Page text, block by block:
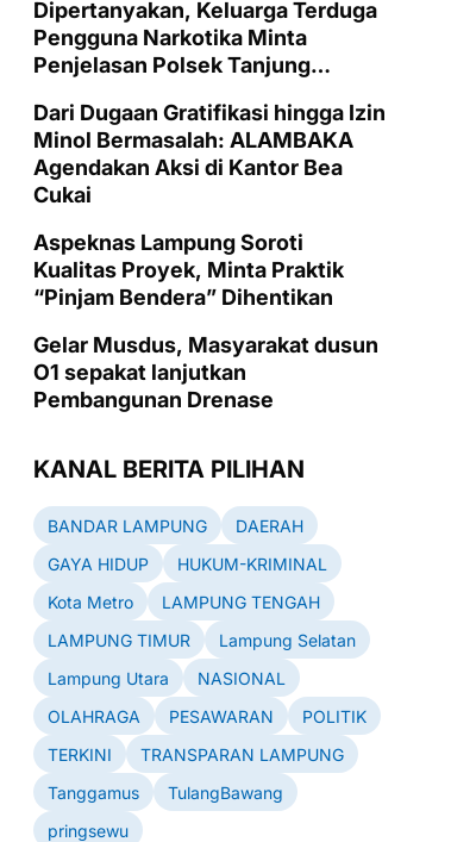
Dipertanyakan, Keluarga Terduga
Pengguna Narkotika Minta
Penjelasan Polsek Tanjung
Dari Dugaan Gratifikasi hingga Izin
Minol Bermasalah: ALAMBAKA
Agendakan Aksi di Kantor Bea
Cukai
Aspeknas Lampung Soroti
Kualitas Proyek, Minta Praktik
“Pinjam Bendera” Dihentikan
Gelar Musdus, Masyarakat dusun
O1 sepakat lanjutkan
Pembangunan Drenase
KANAL BERITA PILIHAN
BANDAR LAMPUNG
DAERAH
GAYA HIDUP
HUKUM-KRIMINAL
Kota Metro
LAMPUNG TENGAH
LAMPUNG TIMUR
Lampung Selatan
Lampung Utara
NASIONAL
OLAHRAGA
PESAWARAN
POLITIK
TERKINI
TRANSPARAN LAMPUNG
Tanggamus
TulangBawang
pringsewu